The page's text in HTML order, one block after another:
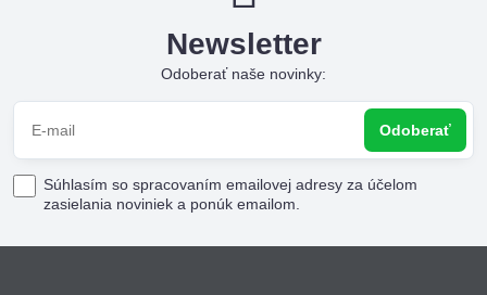
Newsletter
Odoberať naše novinky:
Odoberať
Súhlasím so spracovaním emailovej adresy za účelom
zasielania noviniek a ponúk emailom.